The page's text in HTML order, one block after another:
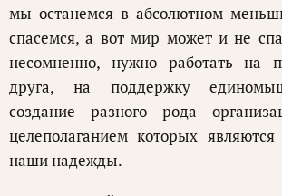
мы останемся в абсолютном
спасемся, а вот мир может и не
несомненно, нужно работать на
друга, на поддержку
создание разного рода
целеполаганием которых
наши надежды.